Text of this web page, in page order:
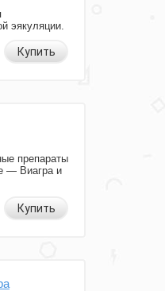
эякуляции.
Купить
препараты
— Виагра и
Купить